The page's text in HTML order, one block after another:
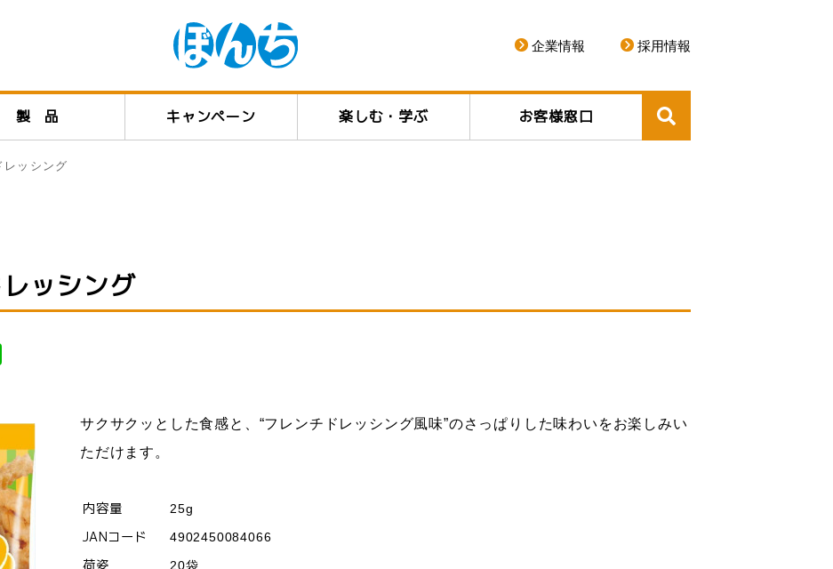
企業情報 採用情報
製品 キャンペーン 楽しむ・学ぶ お客様窓口
ッシング
ッシング
サクサクッとした食感と、“フレンチドレッシング風味”のさっぱりした味わいをお楽しみい
ただけます。
内容量 25g
JANコード 4902450084066
20袋